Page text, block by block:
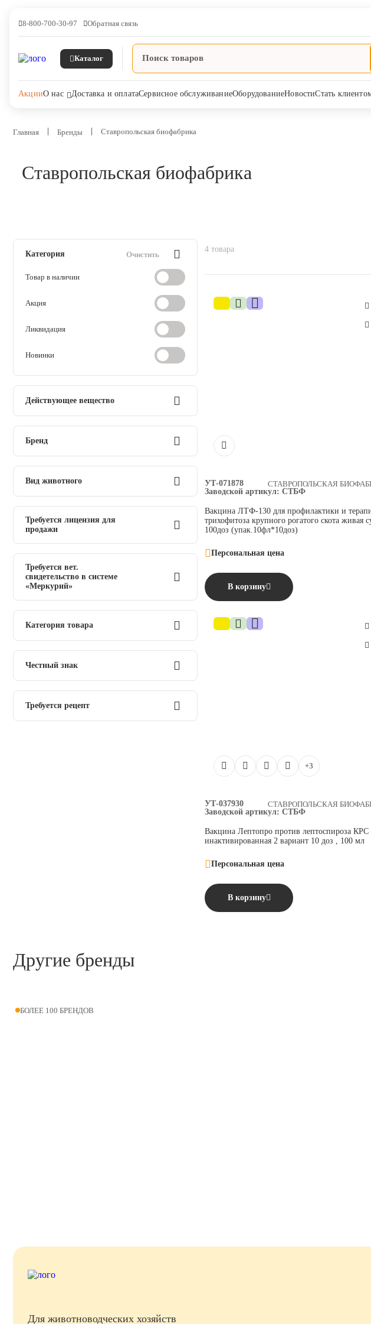
8-800-700-30-97 Обратная связь
Каталог
АкцииО нас Доставка и оплатаСервисное обслуживаниеОборудованиеНовостиСтать
Дезинфекция, дератизация,
Главная Бренды Ставропольская биофабрика
Ставропольская биофабрика
Категория Очистить
Товар в наличии
Акция
Ликвидация
Новинки
Действующее вещество
Бренд
Вид животного
ягнята
крупный рогатый скот
лошади
свиньи
Требуется лицензия для
продажи
Требуется вет.
свидетельство в системе
«Меркурий»
Категория товара
Честный знак
Требуется рецепт
4 товара
УТ-071878
Заводской артикул: СТБФ
СТАВРОПОЛЬСКАЯ
Вакцина ЛТФ-130 для профилактики и
трихофитоза крупного рогатого скота живая
100доз (упак.10фл*10доз)
Персональная цена
В корзину
+3
УТ-037930
Заводской артикул: СТБФ
СТАВРОПОЛЬСКАЯ
Вакцина Лептопро против лептоспироза КРС
инактивированная 2 вариант 10 доз , 100 мл
Персональная цена
В корзину
Другие бренды
БОЛЕЕ 100 БРЕНДОВ
Для животноводческих хозяйств